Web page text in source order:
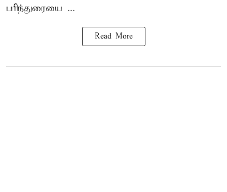
பரிந்துரையை ...
Read More